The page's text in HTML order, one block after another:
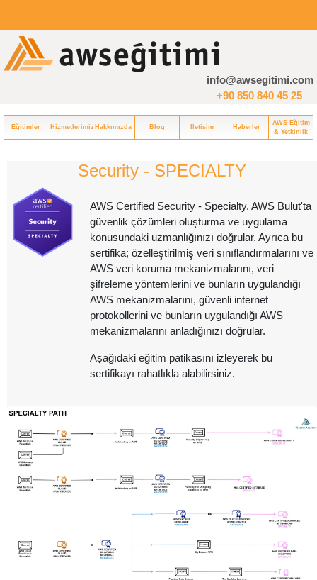
info@awsegitimi.com
+90 850 840 45 25
Eğitimler Hizmetlerimiz Hakkımızda Blog İletişim Haberler
AWS Eğitim
& Yetkinlik
Security - SPECIALTY
AWS Certified Security - Specialty, AWS Bulut'ta
güvenlik çözümleri oluşturma ve uygulama
konusundaki uzmanlığınızı doğrular. Ayrıca bu
sertifika; özelleştirilmiş veri sınıflandırmalarını ve
AWS veri koruma mekanizmalarını, veri
şifreleme yöntemlerini ve bunların uygulandığı
AWS mekanizmalarını, güvenli internet
protokollerini ve bunların uygulandığı AWS
mekanizmalarını anladığınızı doğrular.
Aşağıdaki eğitim patikasını izleyerek bu
sertifikayı rahatlıkla alabilirsiniz.